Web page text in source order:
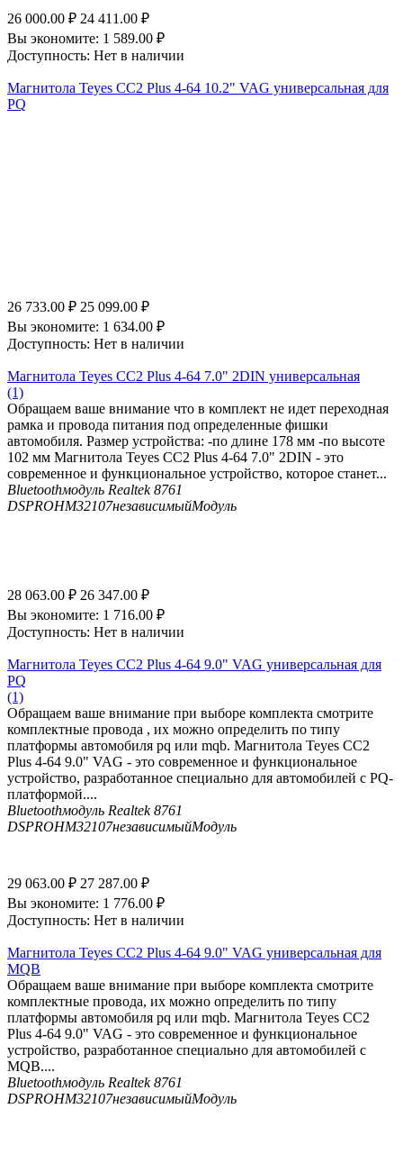
26 000.00 ₽ 24 411.00 ₽
Вы экономите: 1 589.00 ₽
Доступность: Нет в наличии
Магнитола Teyes CC2 Plus 4-64 10.2" VAG универсальная для
PQ
26 733.00 ₽ 25 099.00 ₽
Вы экономите: 1 634.00 ₽
Доступность: Нет в наличии
Магнитола Teyes CC2 Plus 4-64 7.0" 2DIN универсальная
(1)
Обращаем ваше внимание что в комплект не идет переходная
рамка и провода питания под определенные фишки
автомобиля. Размер устройства: -по длине 178 мм -по высоте
102 мм Магнитола Teyes CC2 Plus 4-64 7.0" 2DIN - это
современное и функциональное устройство, которое станет...
Bluetoothмодуль Realtek 8761
DSPROHM32107независимыйМодуль
28 063.00 ₽ 26 347.00 ₽
Вы экономите: 1 716.00 ₽
Доступность: Нет в наличии
Магнитола Teyes CC2 Plus 4-64 9.0" VAG универсальная для
PQ
(1)
Обращаем ваше внимание при выборе комплекта смотрите
комплектные провода , их можно определить по типу
платформы автомобиля pq или mqb. Магнитола Teyes CC2
Plus 4-64 9.0" VAG - это современное и функциональное
устройство, разработанное специально для автомобилей с PQ-
платформой....
Bluetoothмодуль Realtek 8761
DSPROHM32107независимыйМодуль
29 063.00 ₽ 27 287.00 ₽
Вы экономите: 1 776.00 ₽
Доступность: Нет в наличии
Магнитола Teyes CC2 Plus 4-64 9.0" VAG универсальная для
MQB
Обращаем ваше внимание при выборе комплекта смотрите
комплектные провода, их можно определить по типу
платформы автомобиля pq или mqb. Магнитола Teyes CC2
Plus 4-64 9.0" VAG - это современное и функциональное
устройство, разработанное специально для автомобилей с
MQB....
Bluetoothмодуль Realtek 8761
DSPROHM32107независимыйМодуль